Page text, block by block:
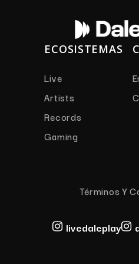
ECOSISTEMAS
Live
Artists
Records
Gaming
Términos Y
livedaleplay